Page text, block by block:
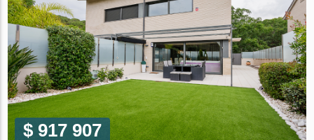
$ 917 907